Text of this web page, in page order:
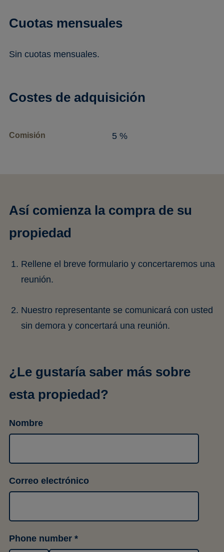
Cuotas mensuales
Sin cuotas mensuales.
Costes de adquisición
Comisión 5 %
Así comienza la compra de su
propiedad
Rellene el breve formulario y concertaremos una
reunión.
Nuestro representante se comunicará con usted
sin demora y concertará una reunión.
¿Le gustaría saber más sobre
esta propiedad?
Nombre
Correo electrónico
Phone number